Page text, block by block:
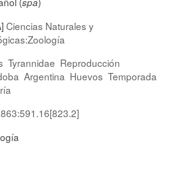
Ciencias Naturales y
Tyrannidae Reproducción
Argentina Huevos Temporada